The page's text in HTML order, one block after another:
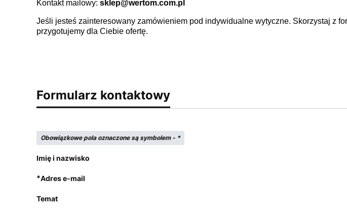
Kontakt mailowy: sklep@wertom.com.pl
Jeśli jesteś zainteresowany zamówieniem pod indywidualne wytyczne. Skorzystaj z
przygotujemy dla Ciebie ofertę.
Formularz kontaktowy
Obowiązkowe pola oznaczone są symbolem - *
Imię i nazwisko
*Adres e-mail
Temat